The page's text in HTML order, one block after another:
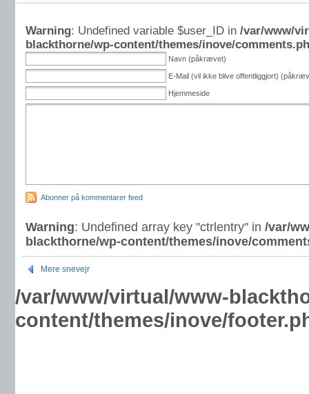
Warning: Undefined variable $user_ID in /var/www/
blackthorne/wp-content/themes/inove/
Navn (påkrævet)
E-Mail (vil ikke blive offentliggjort)
Hjemmeside
Abonner på kommentarer feed
Warning: Undefined array key "ctrlentry" in /var/
blackthorne/wp-content/themes/inove/
Mere snevejr
/var/www/virtual/www-
content/themes/inove/